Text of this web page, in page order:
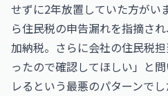
せずに2年放置していた方がい
ら住民税の申告漏れを指摘さ
加納税。さらに会社の住民税
ったので確認してほしい」と
レるという最悪のパターンでし